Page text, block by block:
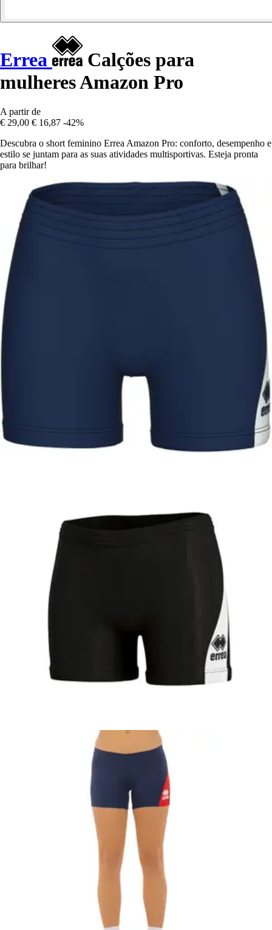
Errea
Calções para
mulheres Amazon Pro
A partir de
€ 29,00 € 16,87 -42%
Descubra o short feminino Errea Amazon Pro: conforto, desempenho e
estilo se juntam para as suas atividades multisportivas. Esteja pronta
para brilhar!